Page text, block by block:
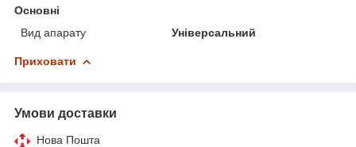
Основні
Вид апарату
Універсальний
Приховати
Умови доставки
Нова Пошта